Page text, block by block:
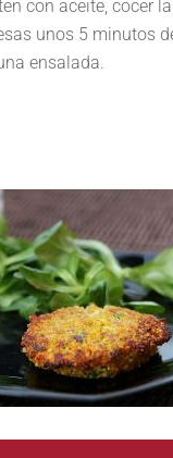
con aceite, cocer
unos 5 minutos
ensalada.